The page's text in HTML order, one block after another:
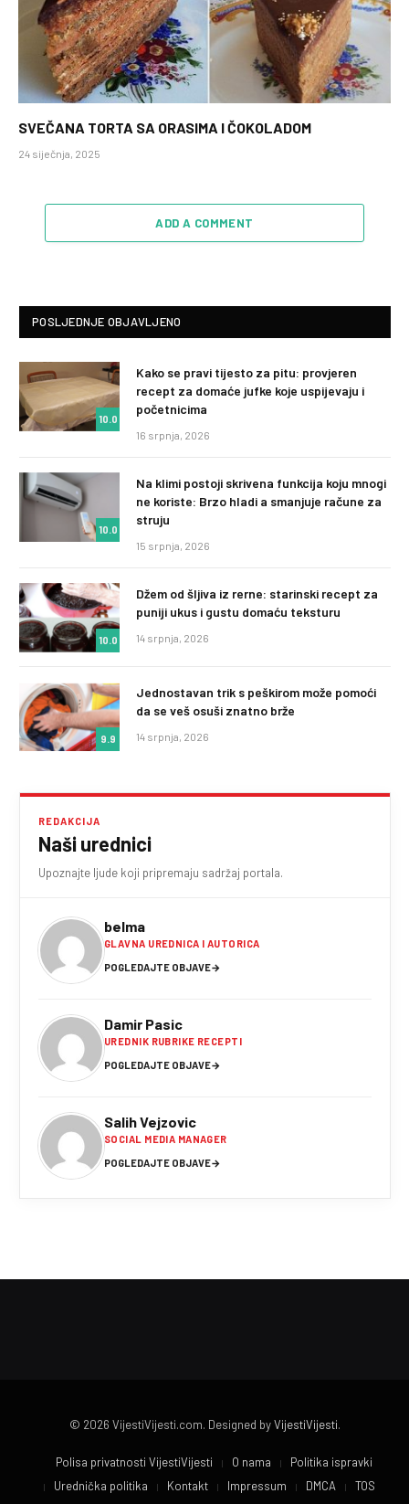
SVEČANA TORTA SA ORASIMA I ČOKOLADOM
24 siječnja, 2025
ADD A COMMENT
POSLJEDNJE OBJAVLJENO
10.0
Kako se pravi tijesto za pitu: provjeren
recept za domaće jufke koje uspijevaju i
početnicima
16 srpnja, 2026
10.0
Na klimi postoji skrivena funkcija koju mnogi
ne koriste: Brzo hladi a smanjuje račune za
struju
15 srpnja, 2026
10.0
Džem od šljiva iz rerne: starinski recept za
puniji ukus i gustu domaću teksturu
14 srpnja, 2026
9.9
Jednostavan trik s peškirom može pomoći
da se veš osuši znatno brže
14 srpnja, 2026
REDAKCIJA
Naši urednici
Upoznajte ljude koji pripremaju sadržaj portala.
belma
GLAVNA UREDNICA I AUTORICA
POGLEDAJTE OBJAVE→
Damir Pasic
UREDNIK RUBRIKE RECEPTI
POGLEDAJTE OBJAVE→
Salih Vejzovic
SOCIAL MEDIA MANAGER
POGLEDAJTE OBJAVE→
© 2026 VijestiVijesti.com. Designed byVijestiVijesti.
Polisa privatnosti VijestiVijesti O nama
Politika ispravki
Urednička politika
Kontakt Impressum DMCA TOS